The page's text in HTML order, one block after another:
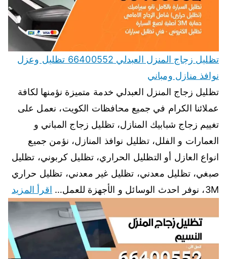
تظليل زجاج المنزل العبدلي 66400552 تظليل وعزل
نوافذ منازل ومباني
تظليل زجاج المنزل العبدلي خدمة متميزة نؤمنها لكافة
عملائنا الكرام في جميع محافظات الكويت، نعمل على
تغييم زجاج شبابيك المنازل، تظليل زجاج المباني و
العمارات و الفلل، تظليل نوافذ المنازل، نؤمن جميع
انواع العازل أو التظليل الحراري، تظليل كربوني، تظليل
صبغي، تظليل معدني، تظليل غير معدني، تظليل حراري
3M، نوفر احدث الوسائل و الأجهزة للعمل…
اقرأ المزيد